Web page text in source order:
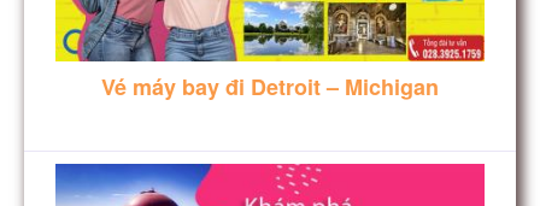
Vé máy bay đi Detroit – Michigan